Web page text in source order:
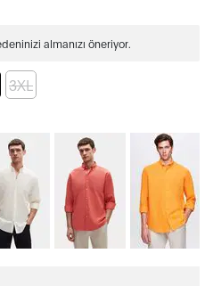
almanızı öneriyor.
3XL